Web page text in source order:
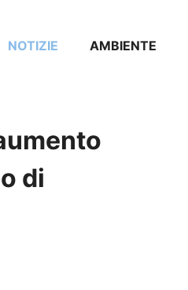
NOTIZIE AMBIENTE
di